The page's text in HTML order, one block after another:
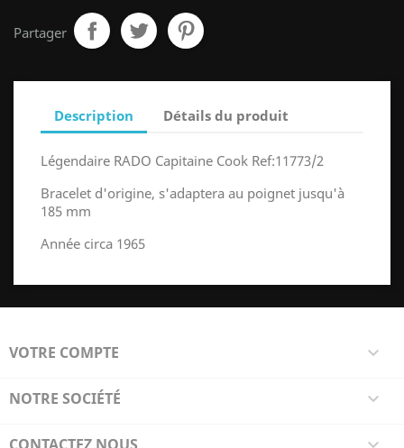
Partager
Description Détails du produit
Légendaire RADO Capitaine Cook Ref:11773/2
Bracelet d'origine, s'adaptera au poignet jusqu'à
185 mm
Année circa 1965
VOTRE COMPTE 
NOTRE SOCIÉTÉ 